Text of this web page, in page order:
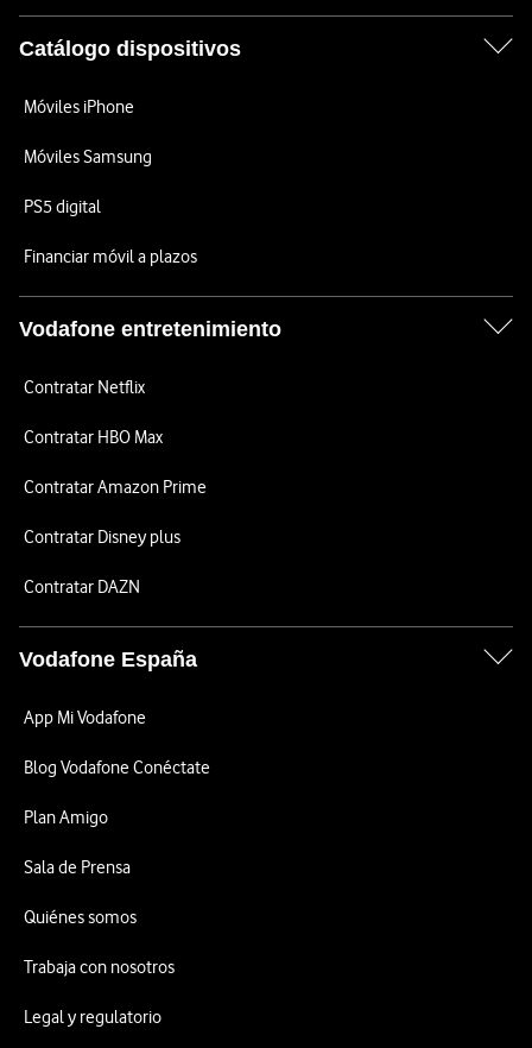
Catálogo dispositivos
Móviles iPhone
Móviles Samsung
PS5 digital
Financiar móvil a plazos
Vodafone entretenimiento
Contratar Netflix
Contratar HBO Max
Contratar Amazon Prime
Contratar Disney plus
Contratar DAZN
Vodafone España
App Mi Vodafone
Blog Vodafone Conéctate
Plan Amigo
Sala de Prensa
Quiénes somos
Trabaja con nosotros
Legal y regulatorio